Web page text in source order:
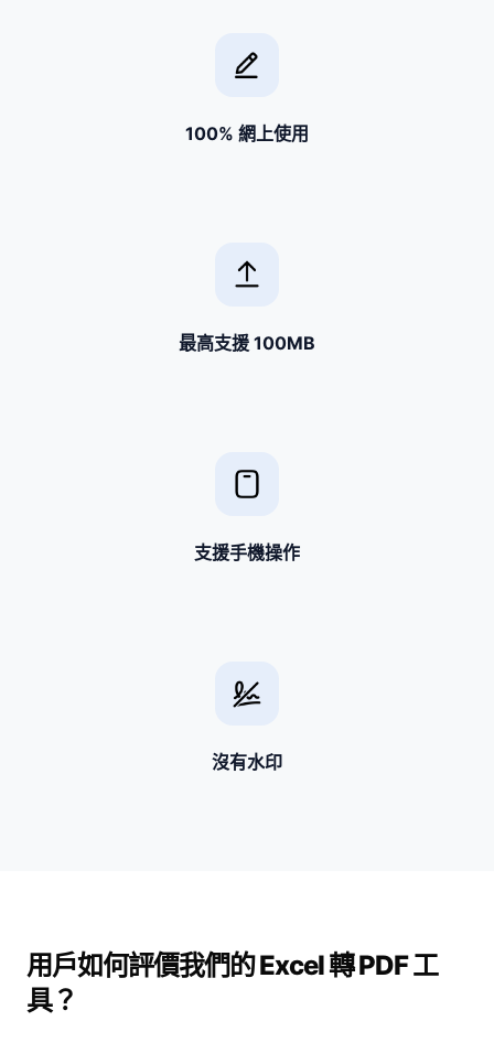
100% 網上使用
最高支援 100MB
支援手機操作
沒有水印
用戶如何評價我們的 Excel 轉 PDF 工
具？